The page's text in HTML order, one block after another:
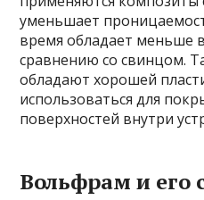
уменьшает
время обладает меньше
сравнению со свинцом.
обладают хорошей
использоваться для
поверхностей внутри
Вольфрам и его